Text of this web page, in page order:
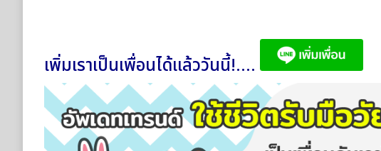
เพิ่มเราเป็นเพื่อนได้แล้ววันนี้!....